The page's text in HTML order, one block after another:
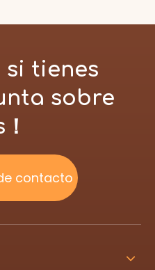
si tienes
sobre
contacto